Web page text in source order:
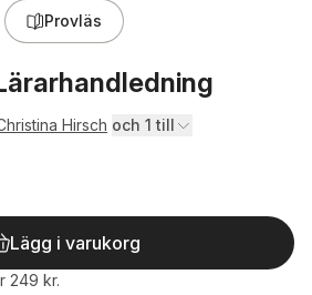
Provläs
Hirsch och 1 till
Lägg i varukorg
249 kr.